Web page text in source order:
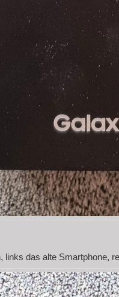
links das alte Smartphone,